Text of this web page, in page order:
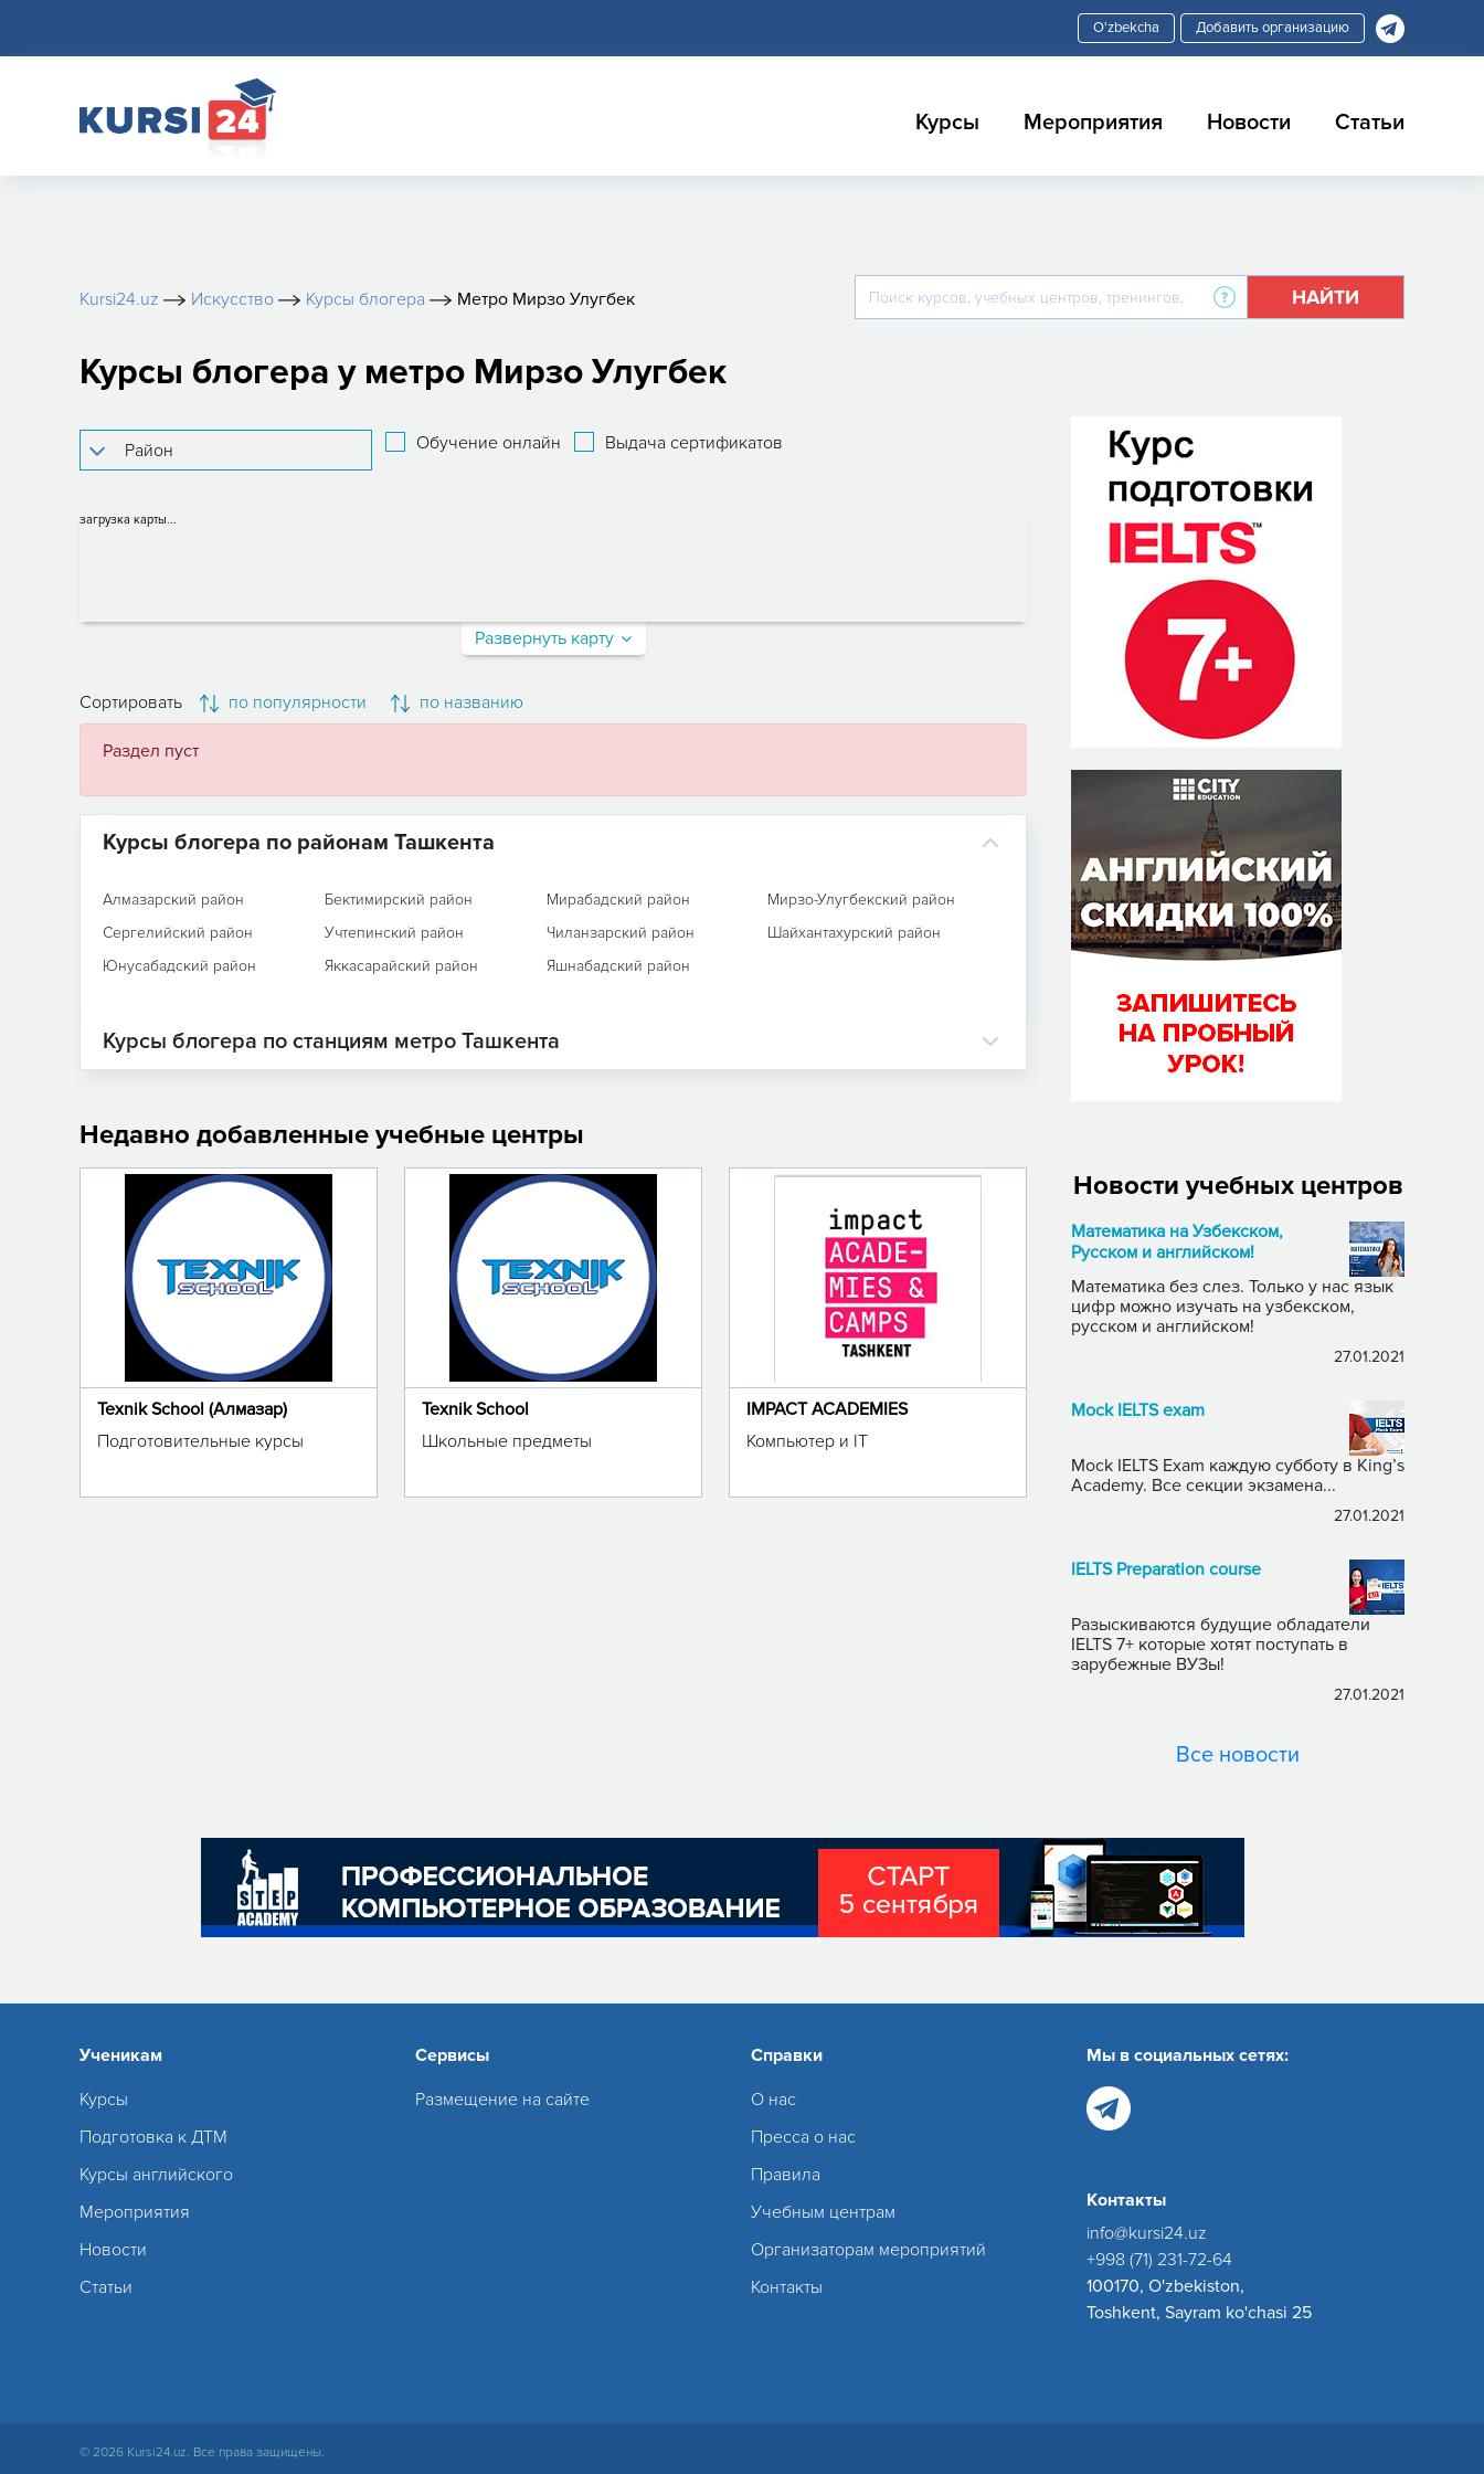
Добавить организацию
Курсы Мероприятия Новости Статьи
Kursi24.uz Искусство Курсы блогера Метро Мирзо Улугбек НАЙТИ
Курсы блогера у метро Мирзо Улугбек
Обучение онлайн Выдача сертификатов
загрузка карты...
Развернуть карту
Сортировать по популярности по названию
Раздел пуст
Курсы блогера по районам Ташкента
Алмазарский район Бектимирский район Мирабадский район
Мирзо-Улугбекский район
Сергелийский район
Учтепинский район Чиланзарский район
Шайхантахурский район
Юнусабадский район
Яккасарайский район Яшнабадский район
Курсы блогера по станциям метро Ташкента
Недавно добавленные учебные центры
Texnik School (Алмазар)
Подготовительные курсы
Texnik School
Школьные предметы
IMPACT ACADEMIES
Компьютер и IT
Новости учебных центров
Математика на Узбекском,
Русском и английском!
Математика без слез. Только у нас язык
цифр можно изучать на узбекском,
русском и английском!
27.01.2021
Mock IELTS exam
Mock IELTS Exam каждую субботу в King’s
Academy. Все секции экзамена...
27.01.2021
IELTS Preparation course
Разыскиваются будущие обладатели
IELTS 7+ которые хотят поступать в
зарубежные ВУЗы!
27.01.2021
Все новости
Ученикам
Курсы
Подготовка к ДТМ
Курсы английского
Мероприятия
Новости
Статьи
Сервисы
Размещение на сайте
Справки
О нас
Пресса о нас
Правила
Учебным центрам
Организаторам мероприятий
Контакты
Мы в социальных сетях:
Контакты
info@kursi24.uz
+998 (71) 231-72-64
100170, O'zbekiston,
Toshkent, Sayram ko'chasi 25
© 2026 Kursi24.uz. Все права защищены.